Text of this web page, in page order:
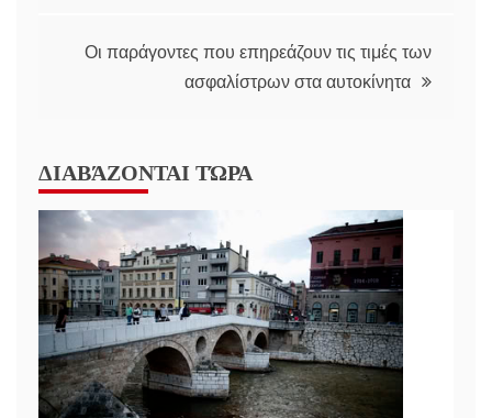
Οι παράγοντες που επηρεάζουν τις τιμές των
ασφαλίστρων στα αυτοκίνητα
ΔΙΑΒΆΖΟΝΤΑΙ ΤΏΡΑ